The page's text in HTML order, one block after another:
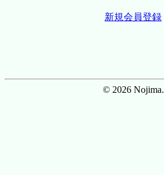
新規会員登録
© 2026 Nojima.